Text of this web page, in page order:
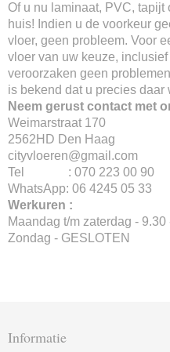
Of u nu laminaat, PVC,
huis! Indien u de voorkeur
vloer, geen probleem. Voor
vloer van uw keuze,
veroorzaken geen
is bekend dat u precies daar
Neem gerust contact met
Weimarstraat 170
2562HD Den Haag
cityvloeren@gmail.com
Tel : 070 223 00 90
WhatsApp: 06 4245 05 33
Werkuren :
Maandag t/m zaterdag - 9.30
Zondag - GESLOTEN
Informatie